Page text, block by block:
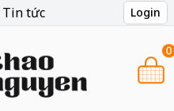
Tin tức Login
0